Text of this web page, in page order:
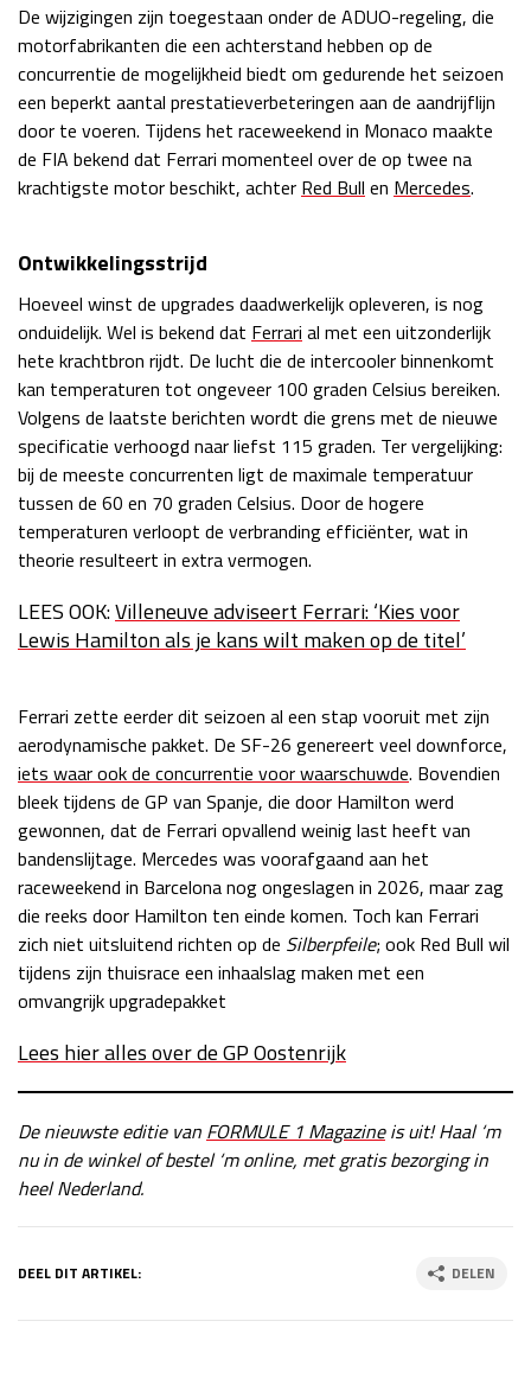
GP QATAR 2026 27 - 29 nov
Kwalificatie
za 19:00 - 20:00
Race
zo 17:00 - 19:00
De wijzigingen zijn toegestaan onder de ADUO-regeling, die
motorfabrikanten die een achterstand hebben op de
concurrentie de mogelijkheid biedt om gedurende het seizoen
een beperkt aantal prestatieverbeteringen aan de aandrijflijn
door te voeren. Tijdens het raceweekend in Monaco maakte
de FIA bekend dat Ferrari momenteel over de op twee na
krachtigste motor beschikt, achter Red Bull en Mercedes.
Ontwikkelingsstrijd
Hoeveel winst de upgrades daadwerkelijk opleveren, is nog
onduidelijk. Wel is bekend dat Ferrari al met een uitzonderlijk
hete krachtbron rijdt. De lucht die de intercooler binnenkomt
kan temperaturen tot ongeveer 100 graden Celsius bereiken.
Volgens de laatste berichten wordt die grens met de nieuwe
specificatie verhoogd naar liefst 115 graden. Ter vergelijking:
bij de meeste concurrenten ligt de maximale temperatuur
tussen de 60 en 70 graden Celsius. Door de hogere
temperaturen verloopt de verbranding efficiënter, wat in
theorie resulteert in extra vermogen.
LEES OOK:Villeneuve adviseert Ferrari: ‘Kies voor
Lewis Hamilton als je kans wilt maken op de titel’
Ferrari zette eerder dit seizoen al een stap vooruit met zijn
aerodynamische pakket. De SF-26 genereert veel downforce,
iets waar ook de concurrentie voor waarschuwde. Bovendien
bleek tijdens de GP van Spanje, die door Hamilton werd
gewonnen, dat de Ferrari opvallend weinig last heeft van
bandenslijtage. Mercedes was voorafgaand aan het
raceweekend in Barcelona nog ongeslagen in 2026, maar zag
die reeks door Hamilton ten einde komen. Toch kan Ferrari
zich niet uitsluitend richten op de Silberpfeile; ook Red Bull wil
tijdens zijn thuisrace een inhaalslag maken met een
omvangrijk upgradepakket
Lees hier alles over de GP Oostenrijk
De nieuwste editie van FORMULE 1 Magazineis uit! Haal ‘m
nu in de winkel of bestel ‘m online, met gratis bezorging in
heel Nederland.
DEEL DIT ARTIKEL: DELEN